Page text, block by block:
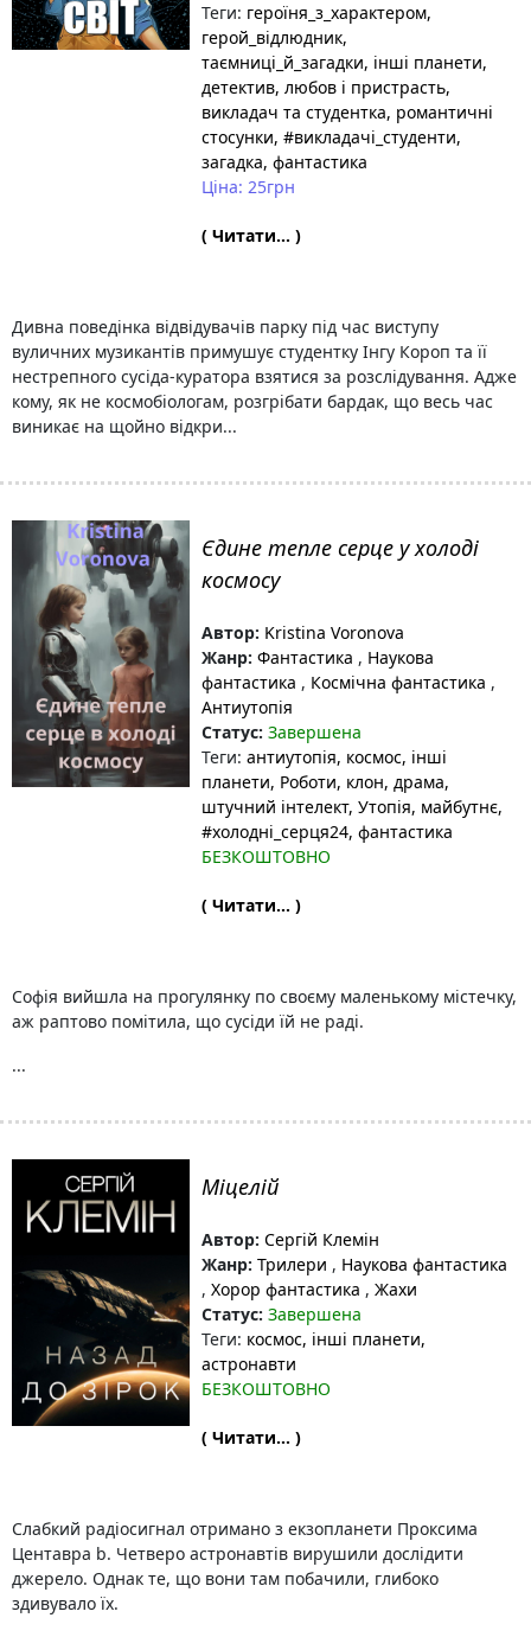
Теги: героїня_з_характером,
герой_відлюдник,
таємниці_й_загадки, інші планети,
детектив, любов і пристрасть,
викладач та студентка, романтичні
стосунки, #викладачі_студенти,
загадка, фантастика
Ціна: 25грн
( Читати... )
Дивна поведінка відвідувачів парку під час виступу
вуличних музикантів примушує студентку Інгу Короп та її
нестрепного сусіда-куратора взятися за розслідування. Адже
кому, як не космобіологам, розгрібати бардак, що весь час
виникає на щойно відкри...
Єдине тепле серце у холоді
космосу
Автор: Kristina Voronova
Жанр: Фантастика , Наукова
фантастика , Космічна фантастика ,
Антиутопія
Статус: Завершена
Теги: антиутопія, космос, інші
планети, Роботи, клон, драма,
штучний інтелект, Утопія, майбутнє,
#холодні_серця24, фантастика
БЕЗКОШТОВНО
( Читати... )
Софія вийшла на прогулянку по своєму маленькому містечку,
аж раптово помітила, що сусіди їй не раді.
...
Міцелій
Автор: Сергій Клемін
Жанр: Трилери , Наукова фантастика
, Хорор фантастика , Жахи
Статус: Завершена
Теги: космос, інші планети,
астронавти
БЕЗКОШТОВНО
( Читати... )
Слабкий радіосигнал отримано з екзопланети Проксима
Центавра b. Четверо астронавтів вирушили дослідити
джерело. Однак те, що вони там побачили, глибоко
здивувало їх.